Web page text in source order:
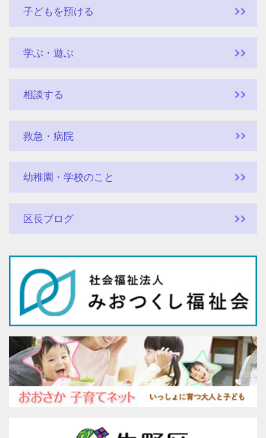
子どもを預ける
学ぶ・遊ぶ
相談する
救急・病院
幼稚園・学校のこと
区長ブログ